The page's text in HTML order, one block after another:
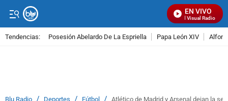
EN VIVO
Señal Visual Radio
Tendencias: Posesión Abelardo De La Espriella Papa León XIV
Blu Radio Deportes Fútbol Atlético de Madrid y Arsenal dejan la